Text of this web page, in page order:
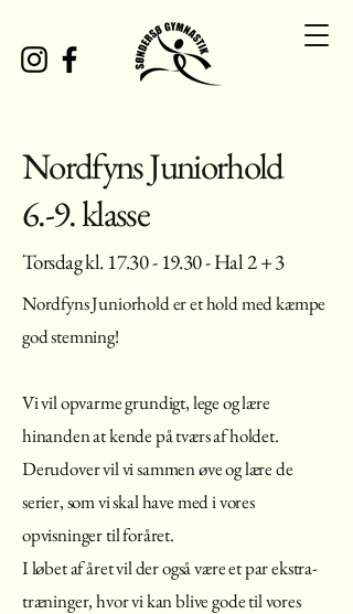
Nordfyns Juniorhold
6.-9. klasse
Torsdag kl. 17.30 - 19.30- Hal 2 + 3
Nordfyns Juniorhold er et hold med kæmpe
god stemning!
Vi vil opvarme grundigt, lege og lære
hinanden at kende på tværs af holdet.
Derudover vil vi sammen øve og lære de
serier, som vi skal have med i vores
opvisninger til foråret.
I løbet af året vil der også være et par ekstra-
træninger, hvor vi kan blive gode til vores